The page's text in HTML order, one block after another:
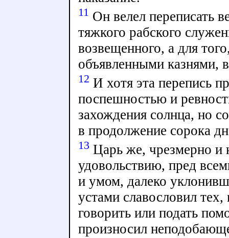
11 Он велел переписать
тяжкого рабского
возвещенного, а для
объявленными казнями,
12 И хотя эта перепись
поспешностью и
захождения солнца, но
в продолжение сорока
13 Царь же, чрезмерно и
удовольствию, пред
и умом, далеко
устами славословил
говорить или подать
произносил